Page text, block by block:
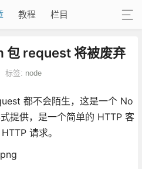
教程 栏目
包 request 将被废弃
标签: node
都不会陌生，这是一个 No
提供，是一个简单的 HTTP 客
请求。